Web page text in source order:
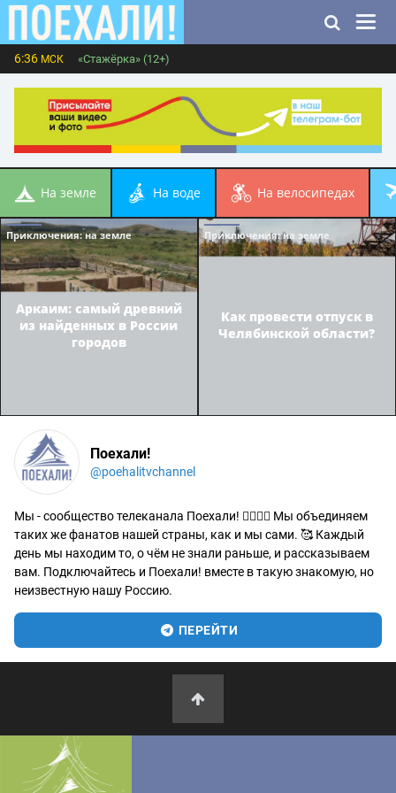
6:36 МСК «Стажёрка» (12+)
на земле на воде на велосипедах
Приключения: на земле
Аркаим: самый древний
из найденных в России
городов
Приключения: на земле
Как провести отпуск в
Челябинской области?
Поехали!
@poehalitvchannel
Мы - сообщество телеканала Поехали! 🙋‍♂️🙋‍♀️ Мы объединяем
таких же фанатов нашей страны, как и мы сами. 🥰 Каждый
день мы находим то, о чём не знали раньше, и рассказываем
вам. Подключайтесь и Поехали! вместе в такую знакомую, но
неизвестную нашу Россию.
ПЕРЕЙТИ